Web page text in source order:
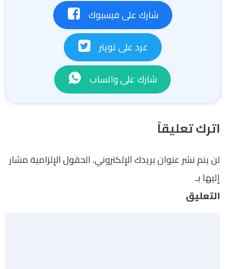
شارك على فيسبوك
غرد على تويتر
شارك على واتساب
اترك تعليقاً
لن يتم نشر عنوان بريدك الإلكتروني.الحقول الإلزامية مشار
إليها بـ
التعليق